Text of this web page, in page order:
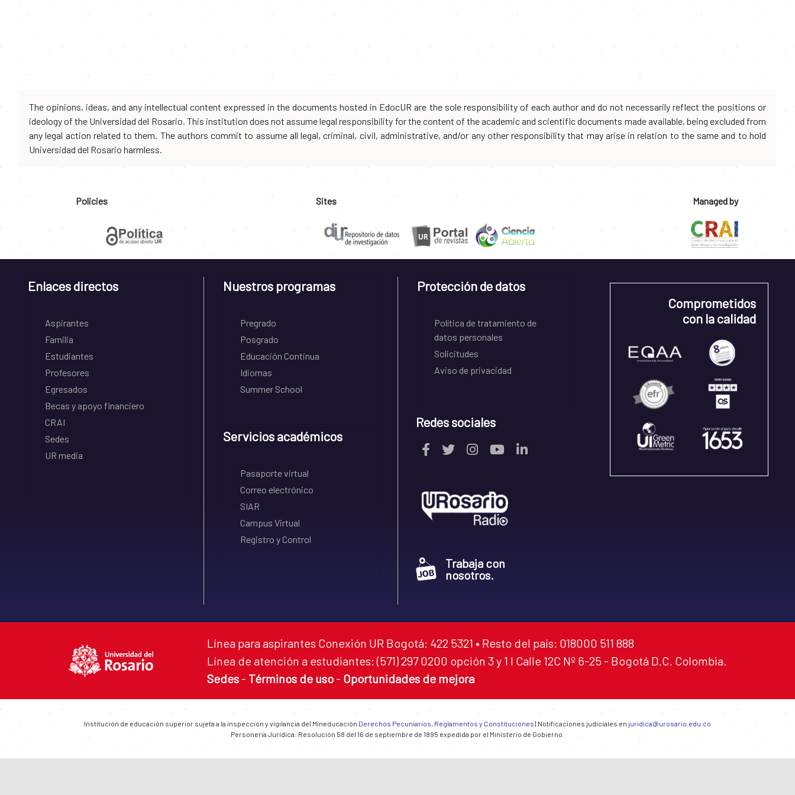
The opinions, ideas, and any intellectual content expressed in the documents hosted in EdocUR are the sole responsibility of each author and do not necessarily reflect the positions or
ideology of the Universidad del Rosario. This institution does not assume legal responsibility for the content of the academic and scientific documents made available, being excluded from
any legal action related to them. The authors commit to assume all legal, criminal, civil, administrative, and/or any other responsibility that may arise in relation to the same and to hold
Universidad del Rosario harmless.
Policies Sites Managed by
Enlaces directos
Aspirantes
Familia
Estudiantes
Profesores
Egresados
Becas y apoyo financiero
CRAI
Sedes
UR media
Nuestros programas
Pregrado
Posgrado
Educación Continua
Idiomas
Summer School
Servicios académicos
Pasaporte virtual
Correo electrónico
SIAR
Campus Virtual
Registro y Control
Protección de datos
Política de tratamiento de
datos personales
Solicitudes
Aviso de privacidad
Redes sociales
Trabaja con
nosotros.
Comprometidos
con la calidad
Línea para aspirantes Conexión UR Bogotá: 422 5321 • Resto del país: 018000 511 888
Línea de atención a estudiantes: (571) 297 0200 opción 3 y 1 I Calle 12C Nº 6-25 - Bogotá D.C. Colombia.
Sedes - Términos de uso - Oportunidades de mejora
Institución de educación superior sujeta a la inspección y vigilancia del Mineducación Derechos Pecuniarios, Reglamentos y Constituciones | Notificaciones judiciales en juridica@urosario.edu.co
Personería Jurídica: Resolución 58 del 16 de septiembre de 1895 expedida por el Ministerio de Gobierno.